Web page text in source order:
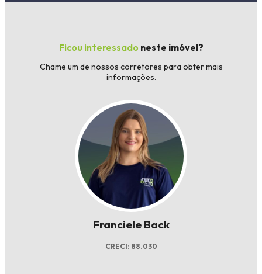
Ficou interessado neste imóvel?
Chame um de nossos corretores para obter mais
informações.
Franciele Back
CRECI: 88.030